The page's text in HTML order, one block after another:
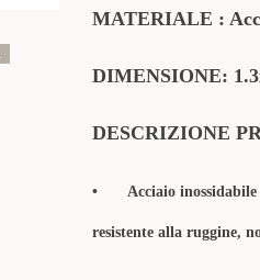
MATERIALE :
DIMENSIONE:
DESCRIZIONE
• Acciaio
resistente alla ruggine,